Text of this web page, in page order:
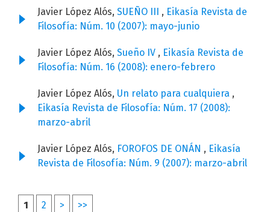
Javier López Alós, SUEÑO III , Eikasía Revista de
Filosofía: Núm. 10 (2007): mayo-junio
Javier López Alós, Sueño IV , Eikasía Revista de
Filosofía: Núm. 16 (2008): enero-febrero
Javier López Alós, Un relato para cualquiera ,
Eikasía Revista de Filosofía: Núm. 17 (2008):
marzo-abril
Javier López Alós, FOROFOS DE ONÁN , Eikasía
Revista de Filosofía: Núm. 9 (2007): marzo-abril
1 2 > >>